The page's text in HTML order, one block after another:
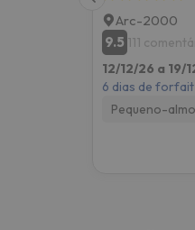
Arc-2000
9.5 111
12/12/26 a 19/
6 dias de forfait
Pequeno-